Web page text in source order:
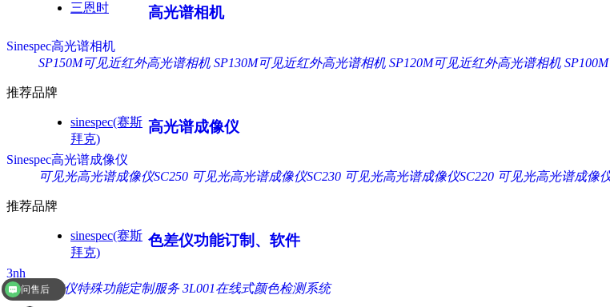
三恩时 高光谱相机
Sinespec高光谱相机
SP150M可见近红外高光谱相机 SP130M可见近红外高光谱相机 SP120M可见近红外高光谱相机
推荐品牌
sinespec(赛斯
拜克)
高光谱成像仪
Sinespec高光谱成像仪
可见光高光谱成像仪SC250 可见光高光谱成像仪SC230 可见光高光谱成像仪SC220 可见光高光谱成像
推荐品牌
sinespec(赛斯
拜克)
色差仪功能订制、软件
3nh
色差仪特殊功能定制服务 3L001在线式颜色检测系统
问价格